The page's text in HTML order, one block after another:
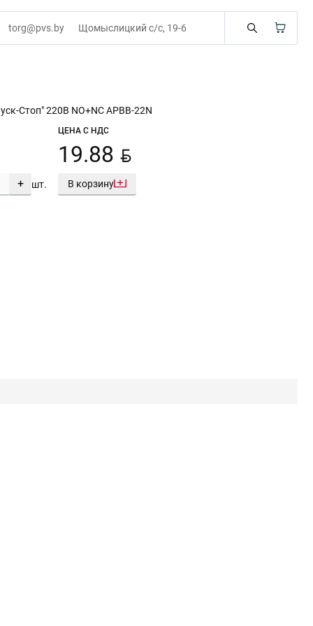
torg@pvs.by Щомыслицкий с/с, 19-6
Стоп" 220В NO+NC APBB-22N
+ шт.
ЦЕНА С НДС
19.88 BYN
В корзину